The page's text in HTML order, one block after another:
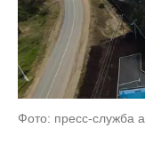
Фото: пресс-служба